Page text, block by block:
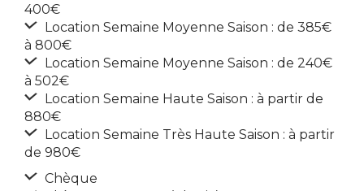
400€
Location Semaine Moyenne Saison : de 385€
à 800€
Location Semaine Moyenne Saison : de 240€
à 502€
Location Semaine Haute Saison : à partir de
880€
Location Semaine Très Haute Saison : à partir
de 980€
Chèque